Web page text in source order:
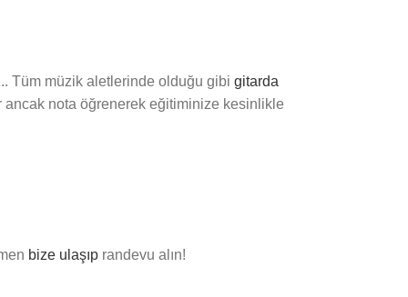
Tüm müzik aletlerinde olduğu gibi gitarda
nota öğrenerek eğitiminize kesinlikle
bize ulaşıp randevu alın!